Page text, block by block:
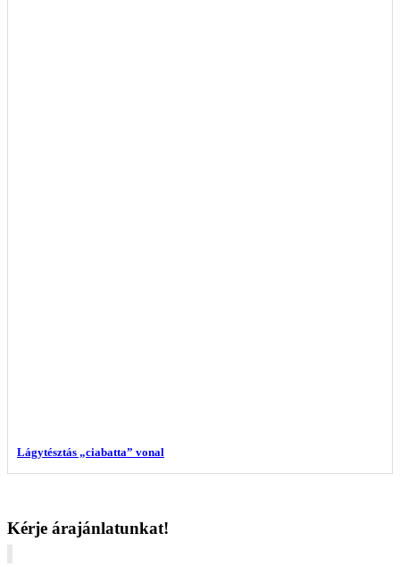
Lágytésztás „ciabatta” vonal
Kérje árajánlatunkat!